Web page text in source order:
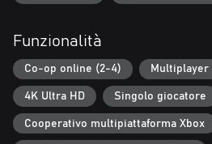
Sei la loro ultima speranza. Ogni
vicino al tuo obiettivo: risolvere
salvare questo mondo magico dalla
Funzionalità
Co-op online (2-4) Multiplayer
4K Ultra HD Singolo giocatore
Cooperativo multipiattaforma Xbox